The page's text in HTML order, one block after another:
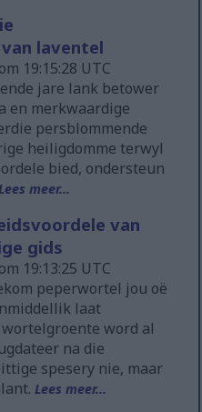
laventel
19:15:28 UTC
jare lank betower
en merkwaardige
persblommende
heiligdomme terwyl
bied, ondersteun
meer...
van
gids
19:13:25 UTC
peperwortel jou oë
laat
word al
na die
spesery nie, maar
Lees meer...